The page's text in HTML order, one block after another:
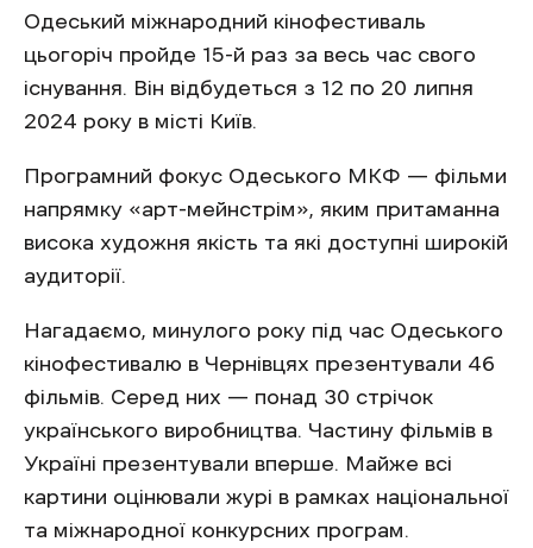
Одеський міжнародний кінофестиваль
цьогоріч пройде 15-й раз за весь час свого
існування. Він відбудеться з 12 по 20 липня
2024 року в місті Київ.
Програмний фокус Одеського МКФ — фільми
напрямку «арт-мейнстрім», яким притаманна
висока художня якість та які доступні широкій
аудиторії.
Нагадаємо, минулого року під час Одеського
кінофестивалю в Чернівцях презентували 46
фільмів. Серед них — понад 30 стрічок
українського виробництва. Частину фільмів в
Україні презентували вперше. Майже всі
картини оцінювали журі в рамках національної
та міжнародної конкурсних програм.